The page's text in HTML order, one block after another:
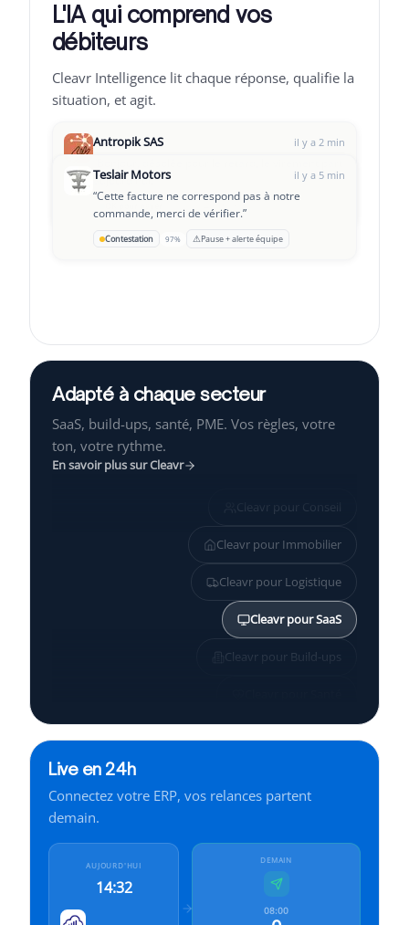
L'IA qui comprend vos
débiteurs
Cleavr Intelligence lit chaque réponse, qualifie la
situation, et agit.
Antropik SAS il y a 2 min
aujourd'hui.”
Suivi J+3
Teslair Motors il y a 5 min
“Cette facture ne correspond pas à notre
commande, merci de vérifier.”
Contestation 97% ⚠Pause + alerte équipe
Leclair Group
d'échelonner ?”
Adapté à chaque secteur
SaaS, build-ups, santé, PME. Vos règles, votre
ton, votre rythme.
En savoir plus sur Cleavr
Cleavr pour Conseil
Cleavr pour Immobilier
Cleavr pour Logistique
Cleavr pourSaaS
Cleavr pour Build-ups
Cleavr pourFinance
Cleavr pourIndustrie
Live en 24h
Connectez votre ERP, vos relances partent
demain.
AUJOURD'HUI
14:32
DEMAIN
08:00